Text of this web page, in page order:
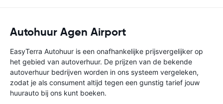
Autohuur Agen Airport
EasyTerra Autohuur is een onafhankelijke prijsvergelijker op
het gebied van autoverhuur. De prijzen van de bekende
autoverhuur bedrijven worden in ons systeem vergeleken,
zodat je als consument altijd tegen een gunstig tarief jouw
huurauto bij ons kunt boeken.